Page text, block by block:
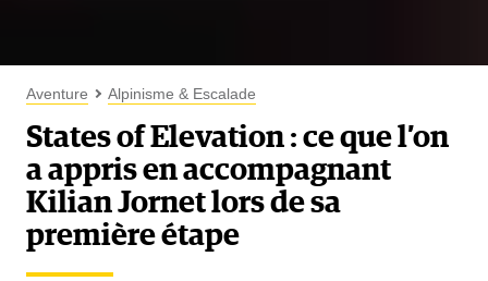
Aventure Alpinisme & Escalade
States of Elevation : ce que l’on
a appris en accompagnant
Kilian Jornet lors de sa
première étape